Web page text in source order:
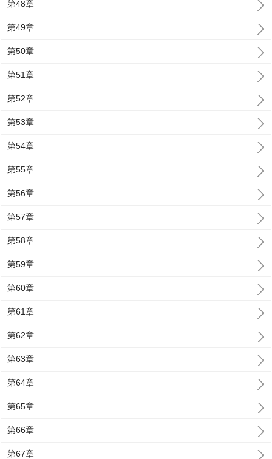
第48章
第49章
第50章
第51章
第52章
第53章
第54章
第55章
第56章
第57章
第58章
第59章
第60章
第61章
第62章
第63章
第64章
第65章
第66章
第67章